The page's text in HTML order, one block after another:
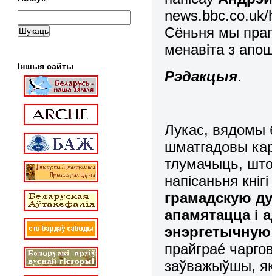
Сёньня мы
менавіта з
Рэдакцыя.
Лукас, вядомы
шматгадовы
тлумачыць,
напісаньня
грамадскую
апамятацца і
энэргетычную
прайграé
заўважыўшы,
Іншыя сайты